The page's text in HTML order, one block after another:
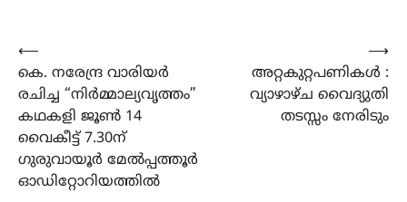
Post
navigation
⟵
കെ. നരേന്ദ്ര വാരിയർ
രചിച്ച “നിർമ്മാല്യവൃത്തം”
കഥകളി ജൂൺ 14
വൈകീട്ട് 7.30ന്
ഗുരുവായൂർ മേൽപ്പത്തൂർ
ഓഡിറ്റോറിയത്തിൽ
അറ്റകുറ്റപണികൾ :
വ്യാഴാഴ്ച വൈദ്യുതി
തടസ്സം നേരിടും
⟶